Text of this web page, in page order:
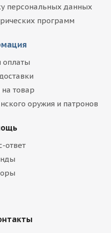
персональных данных
программ
оплаты
на товар
оружия и патронов
ответ